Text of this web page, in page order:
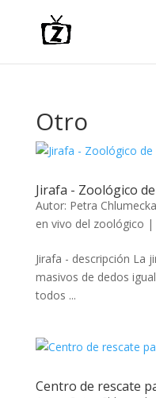
Otro
Jirafa - Zoológico
Autor: Petra Chlumecka
en vivo del zoológico |
Jirafa - descripción La
masivos de dedos
todos ...
Centro de rescate